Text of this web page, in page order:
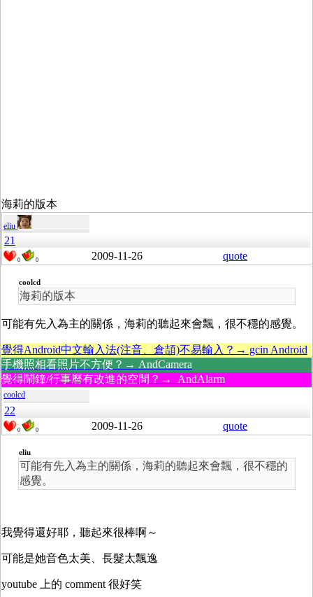
海莉的版本
eliu
21
0 0 2009-11-26 quote
coolcd
海莉的版本
可能有先入為主的關係，海莉的聽起來會飄，很不穩的感覺。
覺得Android中文輸入法(注音、倉頡)不易輸入？→ gcin Android
手機照相看照片不方便？→ AndCamera
覺得鬧鐘/行事曆有改進的空間？→ AndAlarm
coolcd
22
0 0 2009-11-26 quote
eliu
可能有先入為主的關係，海莉的聽起來會飄，很不穩的
感覺。
我覺得還好耶，聽起來很棒啊～
可能是她音色太美、長髮太飄逸
youtube 上的 comment 很好笑